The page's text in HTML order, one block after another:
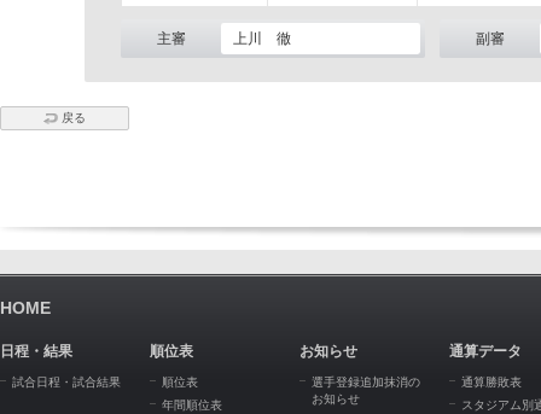
主審 上川 徹 副審
戻る
HOME
日程・結果
試合日程・試合結果
順位表
順位表
年間順位表
お知らせ
選手登録追加抹消の
お知らせ
通算データ
通算勝敗表
スタジアム別